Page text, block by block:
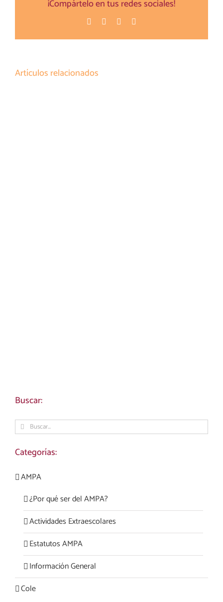
¡Compártelo en tus redes sociales!
Facebook
TwitterPinterest
Artículos relacionados
Buscar:
Buscar:
Categorías:
AMPA
¿Por qué ser del AMPA?
Actividades Extraescolares
Estatutos AMPA
Información General
Cole